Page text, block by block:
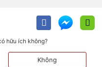
hữu ích không?
Không